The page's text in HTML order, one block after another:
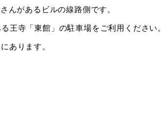
んがあるビルの線路側です。
王寺「東館」の駐車場をご利用ください。
あります。